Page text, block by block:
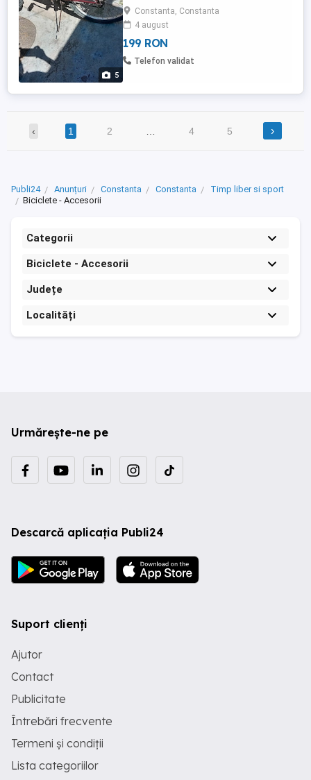
5
Constanta, Constanta
4 august
199 RON
Telefon validat
‹ 1 2 4 5 ›
Publi24 Anunțuri Constanta Constanta
Timp liber si sport
Biciclete - Accesorii
Categorii
Biciclete - Accesorii
Județe
Localități
Urmărește-ne pe
Descarcă aplicația Publi24
Suport clienți
Ajutor
Contact
Publicitate
Întrebări frecvente
Termeni și condiții
Lista categoriilor